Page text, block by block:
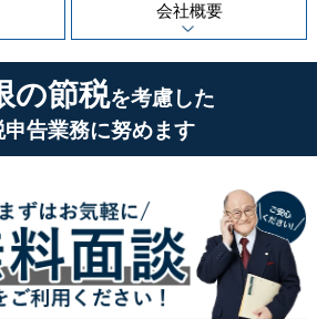
会社概要
の節税を考慮した
申告業務に努めます